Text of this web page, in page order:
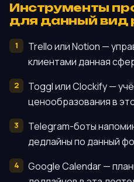
Инструменты
для данный вид
Trello или Notion —
клиентами данная
Toggl или Clockify —
ценообразования в
Telegram-боты
дедлайны по данный
Google Calendar —